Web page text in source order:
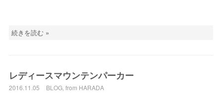
続きを読む »
レディースマウンテンパーカー
2016.11.05 BLOG, from HARADA